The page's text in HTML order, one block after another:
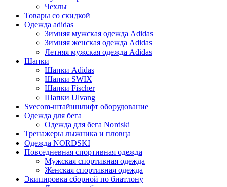
Чехлы
Товары со скидкой
Одежда adidas
Зимняя мужская одежда Adidas
Зимняя женская одежда Adidas
Летняя мужская одежда Adidas
Шапки
Шапки Adidas
Шапки SWIX
Шапки Fischer
Шапки Ulvang
Svecom-штайншлифт оборудование
Одежда для бега
Одежда для бега Nordski
Тренажеры лыжника и пловца
Одежда NORDSKI
Повседневная спортивная одежда
Мужская спортивная одежда
Женская спортивная одежда
Экипировка сборной по биатлону